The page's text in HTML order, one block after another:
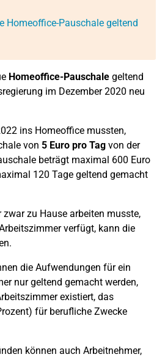
Homeoffice-Pauschale geltend
Homeoffice-Pauschale geltend
im Dezember 2020 neu
ins Homeoffice mussten,
von 5 Euro pro Tag von der
beträgt maximal 600 Euro
120 Tage geltend gemacht
zwar zu Hause arbeiten musste,
verfügt, kann die
die Aufwendungen für ein
nur geltend gemacht werden,
existiert, das
für berufliche Zwecke
können auch Arbeitnehmer,